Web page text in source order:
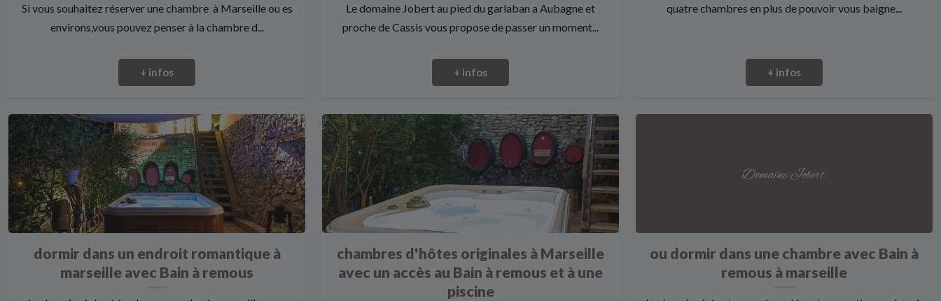
Si vous souhaitez réserver une chambre à Marseille ou es
environs,vous pouvez penser à la chambre d...
+ infos
Le domaine Jobert au pied du garlaban a Aubagne et
proche de Cassis vous propose de passer un moment...
+ infos
quatre chambres en plus de pouvoir vous baigne...
+ infos
dormir dans un endroit romantique à
marseille avec Bain à remous
chambres d'hôtes originales à Marseille
avec un accès au Bain à remous et à une
piscine
ou dormir dans une chambre avec Bain à
remous à marseille